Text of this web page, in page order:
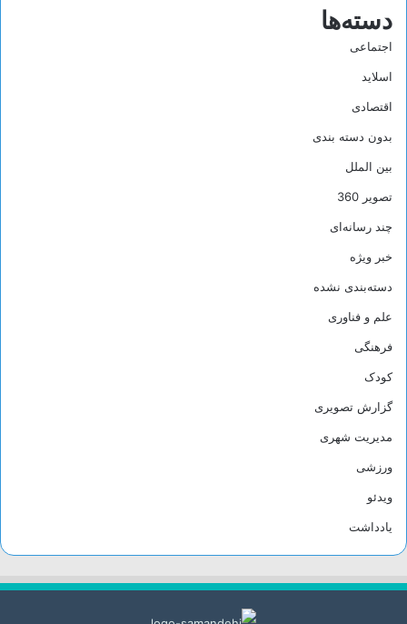
دسته‌ها
اجتماعی
اسلاید
اقتصادی
بدون دسته بندی
بین الملل
تصویر 360
چند رسانه‌ای
خبر ویژه
دسته‌بندی نشده
علم و فناوری
فرهنگی
کودک
گزارش تصویری
مدیریت شهری
ورزشی
ویدئو
یادداشت